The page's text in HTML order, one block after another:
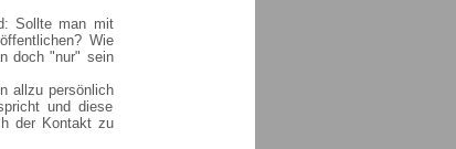
Sollte man mit
Wie
doch "nur" sein
allzu persönlich
und diese
der Kontakt zu